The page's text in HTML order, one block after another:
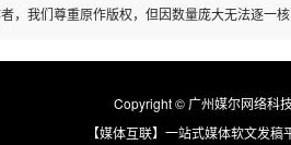
，我们尊重原作版权，但因数量庞大无法逐一
Copyright © 广州媒尔网络科
【媒体互联】一站式媒体软文发